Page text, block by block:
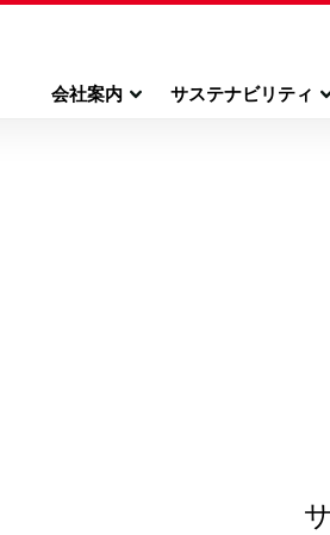
会社案内 サステナビリティ